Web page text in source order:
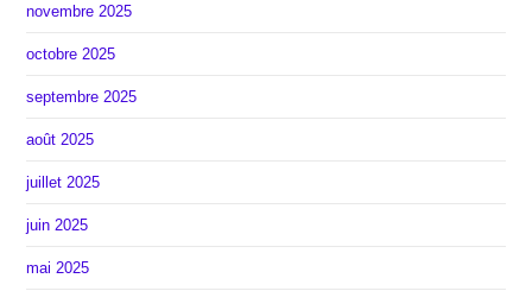
novembre 2025
octobre 2025
septembre 2025
août 2025
juillet 2025
juin 2025
mai 2025